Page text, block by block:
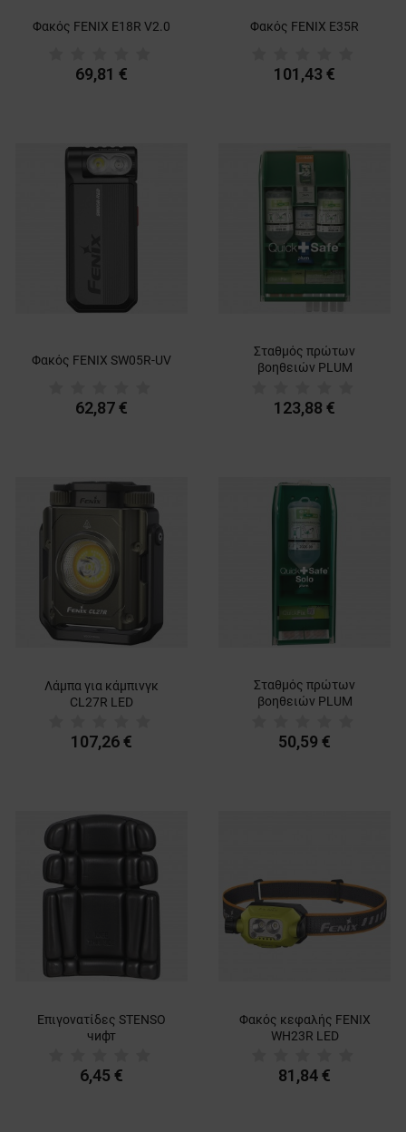
Φακός FENIX E18R V2.0
69,81 €
Φακός FENIX E35R
101,43 €
Φακός FENIX SW05R-UV
62,87 €
Σταθμός πρώτων
βοηθειών PLUM
123,88 €
Λάμπα για κάμπινγκ
CL27R LED
107,26 €
Σταθμός πρώτων
βοηθειών PLUM
50,59 €
Επιγονατίδες STENSO
чифт
6,45 €
Φακός κεφαλής FENIX
WH23R LED
81,84 €